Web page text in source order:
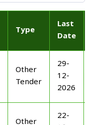
Type
Last
Date
Other
Tender
29-
12-
2026
Other
22-